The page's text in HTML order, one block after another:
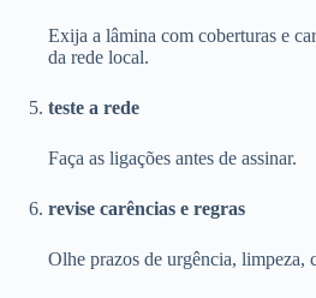
Exija a lâmina com coberturas e
da rede local.
teste a rede
Faça as ligações antes de assinar.
revise carências e regras
Olhe prazos de urgência, limpeza,